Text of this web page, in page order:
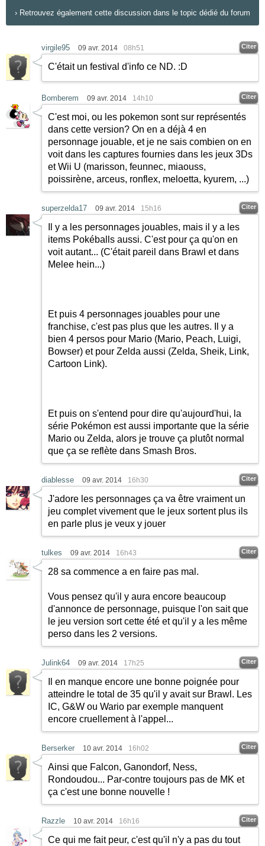
› Retrouvez également cette discussion dans le topic dédié du forum
virgile95 09 avr. 2014 08h51 Citer
C'était un festival d'info ce ND. :D
Bomberem 09 avr. 2014 14h10 Citer
C'est moi, ou les pokemon sont sur représentés
dans cette version? On en a déjà 4 en
personnage jouable, et je ne sais combien on en
voit dans les captures fournies dans les jeux 3Ds
et Wii U (marisson, feunnec, miaouss,
poissirène, arceus, ronflex, meloetta, kyurem, ...)
superzelda17 09 avr. 2014 15h16 Citer
Il y a les personnages jouables, mais il y a les
items Pokéballs aussi. C'est pour ça qu'on en
voit autant... (C'était pareil dans Brawl et dans
Melee hein...)
Et puis 4 personnages jouables pour une
franchise, c'est pas plus que les autres. Il y a
bien 4 persos pour Mario (Mario, Peach, Luigi,
Bowser) et pour Zelda aussi (Zelda, Sheik, Link,
Cartoon Link).
Et puis on s'entend pour dire qu'aujourd'hui, la
série Pokémon est aussi importante que la série
Mario ou Zelda, alors je trouve ça plutôt normal
que ça se reflète dans Smash Bros.
diablesse 09 avr. 2014 16h30 Citer
J'adore les personnages ça va être vraiment un
jeu complet vivement que le jeux sortent plus ils
en parle plus je veux y jouer
tulkes 09 avr. 2014 16h43 Citer
28 sa commence a en faire pas mal.
Vous pensez qu'il y aura encore beaucoup
d'annonce de personnage, puisque l'on sait que
le jeu version sort cette été et qu'il y a les même
perso dans les 2 versions.
Julink64 09 avr. 2014 17h25 Citer
Il en manque encore une bonne poignée pour
atteindre le total de 35 qu'il y avait sur Brawl. Les
IC, G&W ou Wario par exemple manquent
encore cruellement à l'appel...
Berserker 10 avr. 2014 16h02 Citer
Ainsi que Falcon, Ganondorf, Ness,
Rondoudou... Par-contre toujours pas de MK et
ça c'est une bonne nouvelle !
Razzle 10 avr. 2014 16h16 Citer
Ce qui me fait peur, c'est qu'il n'y a pas du tout